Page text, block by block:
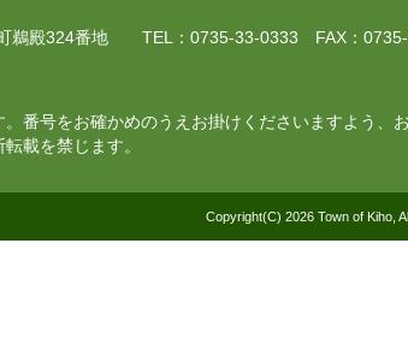
鵜殿324番地 TEL：0735-33-0333 FAX：0735-
番号をお確かめのうえお掛けくださいますよう、お
載を禁じます。
Copyright(C) 2026 Town of Kiho,